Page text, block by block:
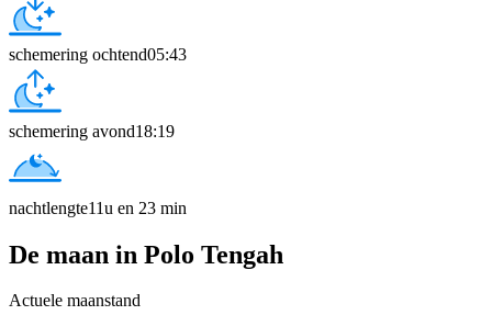
schemering ochtend05:43
schemering avond18:19
nachtlengte11u en 23 min
De maan in Polo Tengah
Actuele maanstand